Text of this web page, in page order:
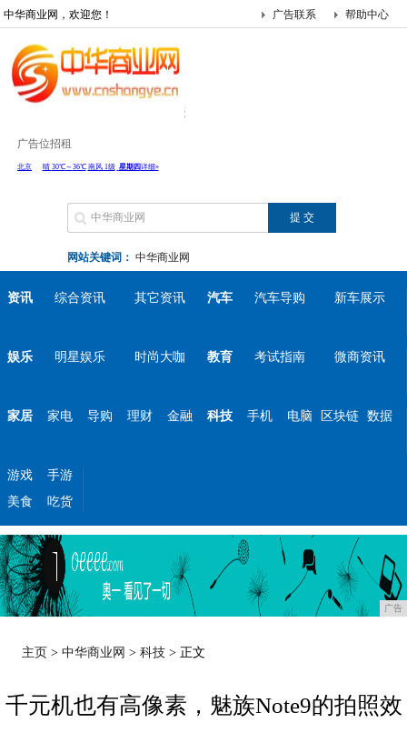
中华商业网，欢迎您！ 帮助中心
广告联系
广告位招租
网站关键词： 中华商业网
资讯 综合资讯 其它资讯 汽车 汽车导购 新车展示
娱乐 明星娱乐 时尚大咖 教育 考试指南 微商资讯
家居 家电 导购 理财 金融 科技 手机 电脑 区块链 数据
游戏
手游
美食
吃货
广告
主页 >中华商业网 >科技 > 正文
千元机也有高像素，魅族Note9的拍照效